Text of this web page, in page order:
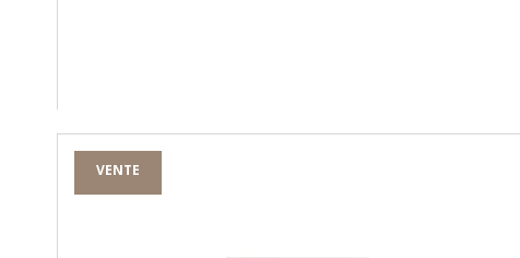
VENTE